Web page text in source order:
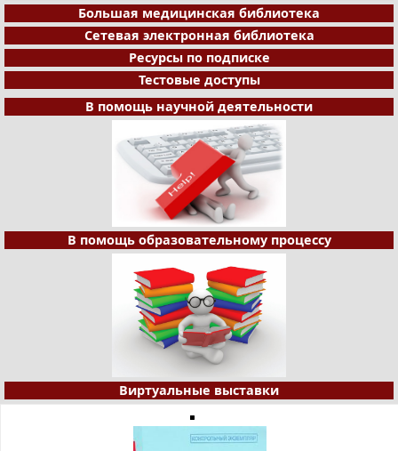
Большая медицинская библиотека
Сетевая электронная библиотека
Ресурсы по подписке
Тестовые доступы
В помощь научной деятельности
В помощь образовательному процессу
Виртуальные выставки